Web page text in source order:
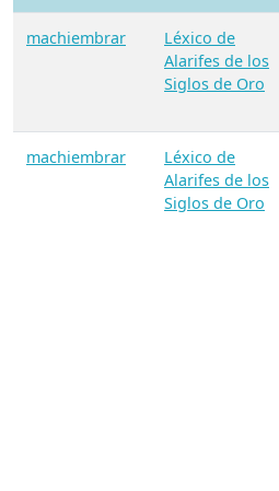
machiembrar
Léxico de
Alarifes de los
Siglos de Oro
machiembrar
Léxico de
Alarifes de los
Siglos de Oro